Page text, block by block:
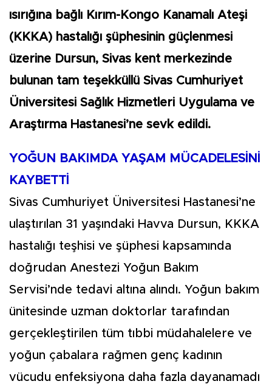
ısırığına bağlı Kırım-Kongo Kanamalı Ateşi
(KKKA) hastalığı şüphesinin güçlenmesi
üzerine Dursun, Sivas kent merkezinde
bulunan tam teşekküllü Sivas Cumhuriyet
Üniversitesi Sağlık Hizmetleri Uygulama ve
Araştırma Hastanesi’ne sevk edildi.
YOĞUN BAKIMDA YAŞAM MÜCADELESİNİ
KAYBETTİ
Sivas Cumhuriyet Üniversitesi Hastanesi’ne
ulaştırılan 31 yaşındaki Havva Dursun, KKKA
hastalığı teşhisi ve şüphesi kapsamında
doğrudan Anestezi Yoğun Bakım
Servisi’nde tedavi altına alındı. Yoğun bakım
ünitesinde uzman doktorlar tarafından
gerçekleştirilen tüm tıbbi müdahalelere ve
yoğun çabalara rağmen genç kadının
vücudu enfeksiyona daha fazla dayanamadı